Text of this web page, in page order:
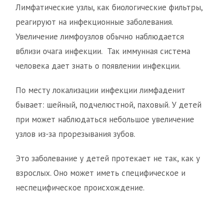
Лимфатические узлы, как биологические фильтры,
реагируют на инфекционные заболевания.
Увеличение лимфоузлов обычно наблюдается
вблизи очага инфекции. Так иммунная система
человека дает знать о появлении инфекции.
По месту локализации инфекции лимфаденит
бывает: шейный, подчелюстной, паховый. У детей
при может наблюдаться небольшое увеличение
узлов из-за прорезывания зубов.
Это заболевание у детей протекает не так, как у
взрослых. Оно может иметь специфическое и
неспецифическое происхождение.